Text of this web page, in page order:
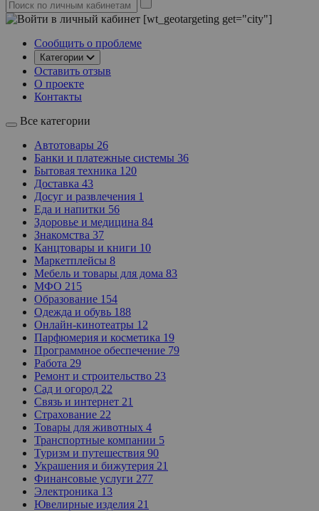
[wt_geotargeting get="city"]
Сообщить о проблеме
Категории
Оставить отзыв
О проекте
Контакты
Все категории
Автотовары 26
Банки и платежные системы 36
Бытовая техника 120
Доставка 43
Досуг и развлечения 1
Еда и напитки 56
Здоровье и медицина 84
Знакомства 37
Канцтовары и книги 10
Маркетплейсы 8
Мебель и товары для дома 83
МФО 215
Образование 154
Одежда и обувь 188
Онлайн-кинотеатры 12
Парфюмерия и косметика 19
Программное обеспечение 79
Работа 29
Ремонт и строительство 23
Сад и огород 22
Связь и интернет 21
Страхование 22
Товары для животных 4
Транспортные компании 5
Туризм и путешествия 90
Украшения и бижутерия 21
Финансовые услуги 277
Электроника 13
Ювелирные изделия 21